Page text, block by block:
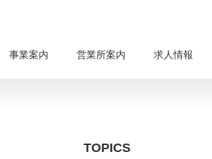
事業案内 営業所案内 求人情報
TOPICS